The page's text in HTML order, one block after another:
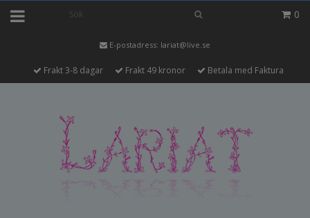
0
E-postadress: lariat@live.se
Frakt 3-8 dagar Frakt 49 kronor Betala med Faktura